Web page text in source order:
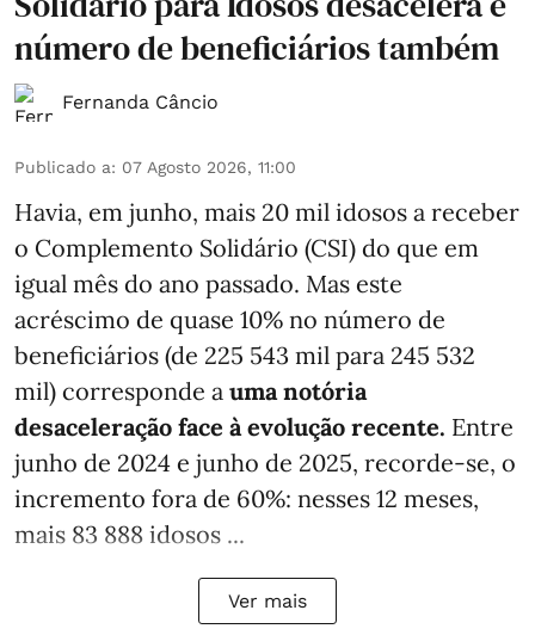
número de beneficiários também
Fernanda Câncio
Publicado a: 07 Agosto 2026, 11:00
Havia, em junho, mais 20 mil idosos a receber
o Complemento Solidário (CSI) do que em
igual mês do ano passado. Mas este
acréscimo de quase 10% no número de
beneficiários (de 225 543 mil para 245 532
mil) corresponde a uma notória
desaceleração face à evolução recente. Entre
junho de 2024 e junho de 2025, recorde-se, o
incremento fora de 60%: nesses 12 meses,
mais 83 888 idosos ...
Ver mais